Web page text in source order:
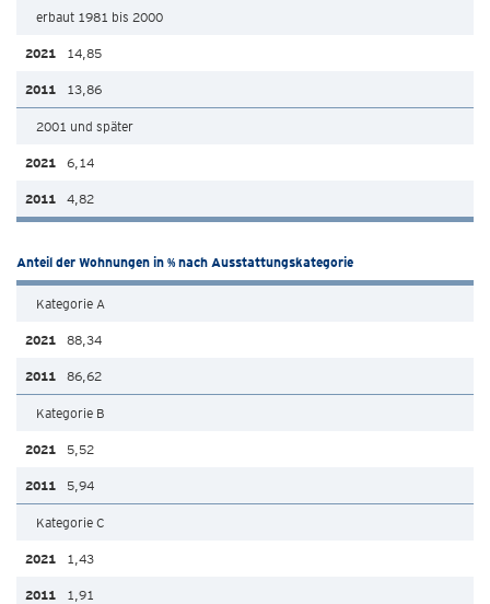
erbaut 1981 bis 2000
14,85
13,86
2001 und später
6,14
4,82
Anteil der Wohnungen in % nach Ausstattungskategorie
Kategorie A
88,34
86,62
Kategorie B
5,52
5,94
Kategorie C
1,43
1,91